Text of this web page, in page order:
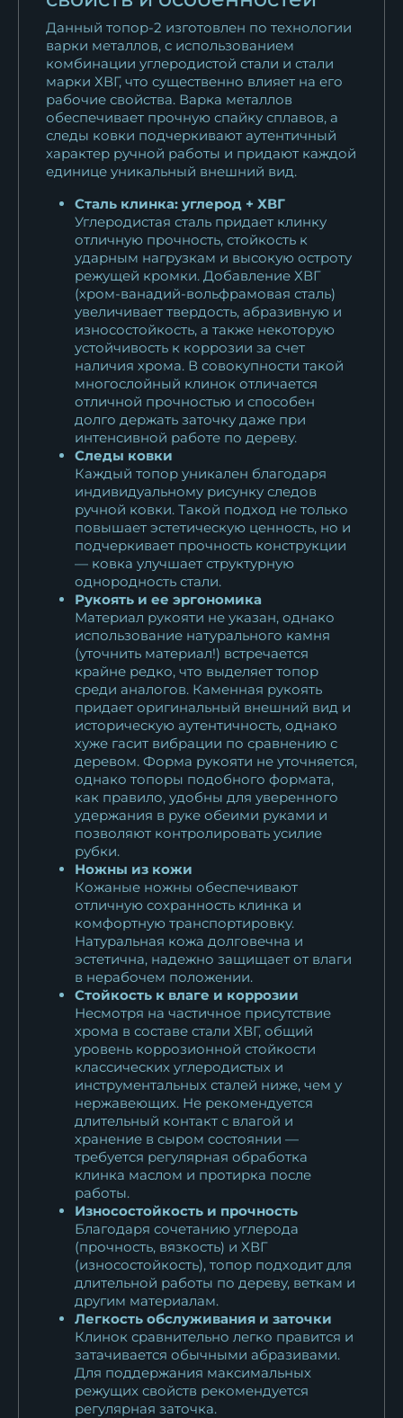
Данный топор-2 изготовлен по технологии
варки металлов, с использованием
комбинации углеродистой стали и стали
марки ХВГ, что существенно влияет на его
рабочие свойства. Варка металлов
обеспечивает прочную спайку сплавов, а
следы ковки подчеркивают аутентичный
характер ручной работы и придают каждой
единице уникальный внешний вид.
Сталь клинка: углерод + ХВГ
Углеродистая сталь придает клинку
отличную прочность, стойкость к
ударным нагрузкам и высокую остроту
режущей кромки. Добавление ХВГ
(хром-ванадий-вольфрамовая сталь)
увеличивает твердость, абразивную и
износостойкость, а также некоторую
устойчивость к коррозии за счет
наличия хрома. В совокупности такой
многослойный клинок отличается
отличной прочностью и способен
долго держать заточку даже при
интенсивной работе по дереву.
Следы ковки
Каждый топор уникален благодаря
индивидуальному рисунку следов
ручной ковки. Такой подход не только
повышает эстетическую ценность, но и
подчеркивает прочность конструкции
— ковка улучшает структурную
однородность стали.
Рукоять и ее эргономика
Материал рукояти не указан, однако
использование натурального камня
(уточнить материал!) встречается
крайне редко, что выделяет топор
среди аналогов. Каменная рукоять
придает оригинальный внешний вид и
историческую аутентичность, однако
хуже гасит вибрации по сравнению с
деревом. Форма рукояти не уточняется,
однако топоры подобного формата,
как правило, удобны для уверенного
удержания в руке обеими руками и
позволяют контролировать усилие
рубки.
Ножны из кожи
Кожаные ножны обеспечивают
отличную сохранность клинка и
комфортную транспортировку.
Натуральная кожа долговечна и
эстетична, надежно защищает от влаги
в нерабочем положении.
Стойкость к влаге и коррозии
Несмотря на частичное присутствие
хрома в составе стали ХВГ, общий
уровень коррозионной стойкости
классических углеродистых и
инструментальных сталей ниже, чем у
нержавеющих. Не рекомендуется
длительный контакт с влагой и
хранение в сыром состоянии —
требуется регулярная обработка
клинка маслом и протирка после
работы.
Износостойкость и прочность
Благодаря сочетанию углерода
(прочность, вязкость) и ХВГ
(износостойкость), топор подходит для
длительной работы по дереву, веткам и
другим материалам.
Легкость обслуживания и заточки
Клинок сравнительно легко правится и
затачивается обычными абразивами.
Для поддержания максимальных
режущих свойств рекомендуется
регулярная заточка.